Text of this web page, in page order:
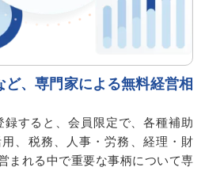
、専門家による無料経営相
すると、会員限定で、各種補助
、税務、人事・労務、経理・財
まれる中で重要な事柄について専